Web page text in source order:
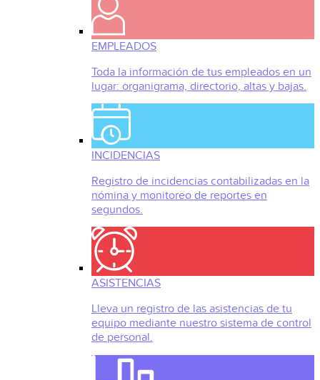
EMPLEADOS
Toda la información de tus empleados en un
lugar: organigrama, directorio, altas y bajas.
INCIDENCIAS
Registro de incidencias contabilizadas en la
nómina y monitoreo de reportes en
segundos.
ASISTENCIAS
Lleva un registro de las asistencias de tu
equipo mediante nuestro sistema de control
de personal.